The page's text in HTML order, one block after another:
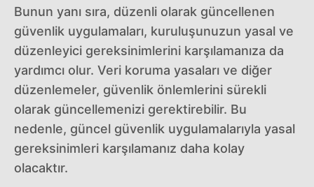
Bunun yanı sıra, düzenli olarak güncellenen
güvenlik uygulamaları, kuruluşunuzun yasal ve
düzenleyici gereksinimlerini karşılamanıza da
yardımcı olur. Veri koruma yasaları ve diğer
düzenlemeler, güvenlik önlemlerini sürekli
olarak güncellemenizi gerektirebilir. Bu
nedenle, güncel güvenlik uygulamalarıyla yasal
gereksinimleri karşılamanız daha kolay
olacaktır.